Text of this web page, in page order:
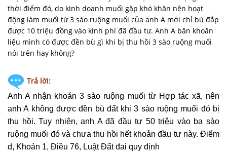
thời điểm đó, do kinh doanh muối gặp khó khăn nên hoạt
động làm muối từ 3 sào ruộng muối của anh A mới chỉ bù đắp
được 10 triệu đồng vào kinh phí đã đầu tư. Anh A băn khoăn
liệu mình có được đền bù gì khi bị thu hồi 3 sào ruộng muối
nói trên hay không?
Trả lời:
Anh A nhận khoán 3 sào ruộng muối từ Hợp tác xã, nên
anh A không được đền bù đất khi 3 sào ruộng muối đó bị
thu hồi. Tuy nhiên, anh A đã đầu tư 50 triệu vào ba sào
ruộng muối đó và chưa thu hồi hết khoản đầu tư này. Điểm
d, Khoản 1, Điều 76, Luật Đất đai quy định